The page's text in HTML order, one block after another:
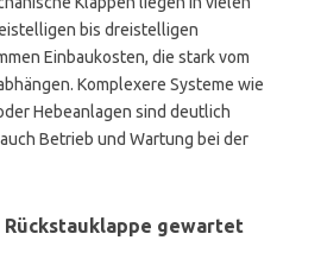
bis dreistelligen
Einbaukosten, die stark vom
Komplexere Systeme wie
Hebeanlagen sind deutlich
Betrieb und Wartung bei der
gewartet